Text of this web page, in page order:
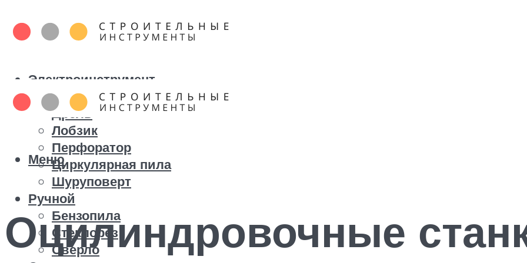
Электроинструмент
Болгарка
Дрель
Лобзик
Перфоратор
Циркулярная пила
Шуруповерт
Ручной
Бензопила
Стеклорез
Сверло
Меню
Оцилиндровочные